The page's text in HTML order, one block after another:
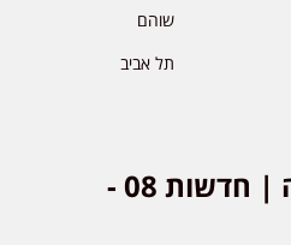
שוהם
תל אביב
חדשות אפס שמונה | חדשות 08 -